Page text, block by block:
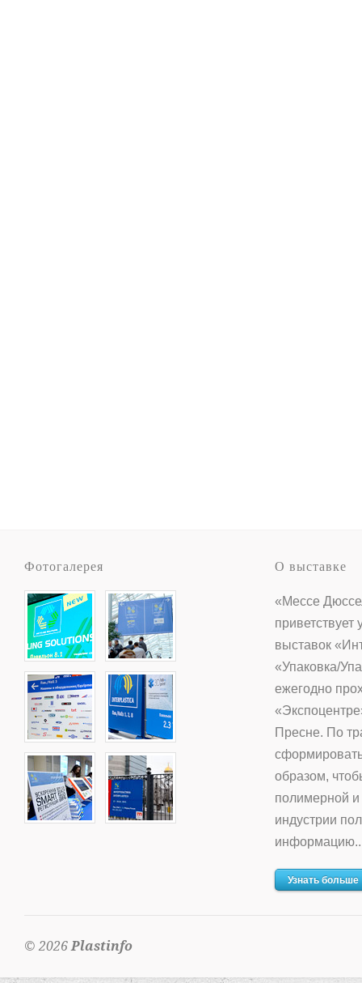
Фотогалерея О выставке
«Мессе
приветствует
выставок
«Упаковка/
ежегодно
Пресне. По
образом,
полимерной и
индустрии
Узнать больше
© 2026Plastinfo